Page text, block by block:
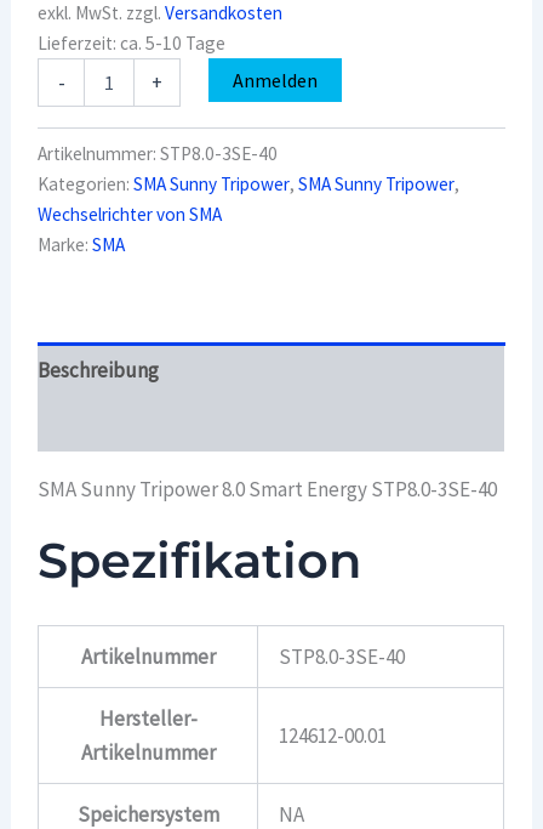
exkl. MwSt. zzgl.Versandkosten
Lieferzeit:ca. 5-10 Tage
-
8.0
Smart
Energy
STP8.0-
3SE-
+ Anmelden
Artikelnummer:STP8.0-3SE-40
Kategorien:SMA Sunny Tripower,SMA Sunny Tripower,
Wechselrichter von SMA
Marke:SMA
Beschreibung
SMA Sunny Tripower 8.0 Smart Energy STP8.0-3SE-40
Spezifikation
Artikelnummer STP8.0-3SE-40
Hersteller-
Artikelnummer
124612-00.01
Speichersystem NA